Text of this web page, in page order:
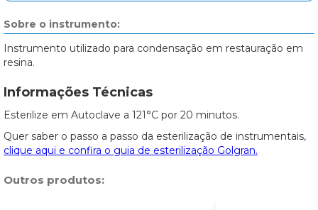
Sobre o instrumento:
Instrumento utilizado para condensação em restauração em
resina.
Informações Técnicas
Esterilize em Autoclave a 121°C por 20 minutos.
Quer saber o passo a passo da esterilização de instrumentais,
clique aqui e confira o guia de esterilização Golgran.
Outros produtos: